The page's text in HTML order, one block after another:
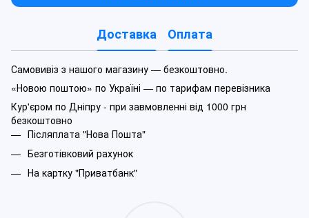
Доставка Оплата
Самовивіз з нашого магазину — безкоштовно.
«Новою поштою» по Україні — по тарифам перевізника
Кур'єром по Дніпру - при завмовленні від 1000 грн
безкоштовно
Післяплата "Нова Пошта"
Безготівковий рахунок
На картку "Приватбанк"